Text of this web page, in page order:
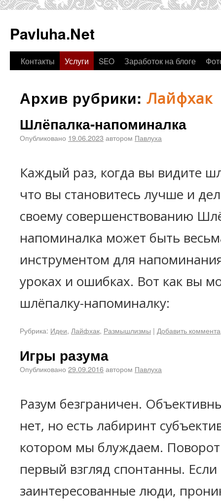
Pavluha.Net
Контакты Услуги SEO Заработок на блоге
Архив рубрики: Лайфхак
Шлёпалка-напоминалка
Опубликовано 19.06.2023 автором Павлуха
Каждый раз, когда вы видите
что вы становитесь лучше и
своему совершенствованию
напоминалка может быть
инструментом для
уроках и ошибках. Вот как вы
шлёпалку-напоминалку:
Рубрика: Идеи, Лайфхак, Размышлизмы | Добавить
Игры разума
Опубликовано 29.09.2016автором Павлуха
Разум безграничен.
нет, но есть лабиринт
котором мы блуждаем.
первый взгляд спонтанны.
заинтересованные люди,